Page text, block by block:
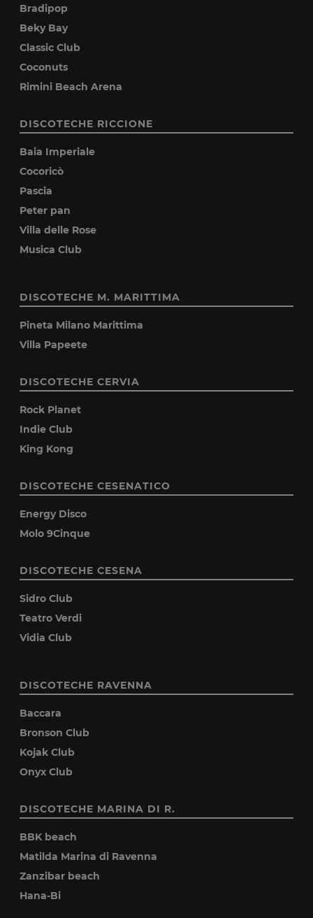
Bradipop
Beky Bay
Classic Club
Coconuts
Rimini Beach Arena
DISCOTECHE RICCIONE
Baia Imperiale
Cocoricò
Pascia
Peter pan
Villa delle Rose
Musica Club
DISCOTECHE M. MARITTIMA
Pineta Milano Marittima
Villa Papeete
DISCOTECHE CERVIA
Rock Planet
Indie Club
King Kong
DISCOTECHE CESENATICO
Energy Disco
Molo 9Cinque
DISCOTECHE CESENA
Sidro Club
Teatro Verdi
Vidia Club
DISCOTECHE RAVENNA
Baccara
Bronson Club
Kojak Club
Onyx Club
DISCOTECHE MARINA DI R.
BBK beach
Matilda Marina di Ravenna
Zanzibar beach
Hana-Bi